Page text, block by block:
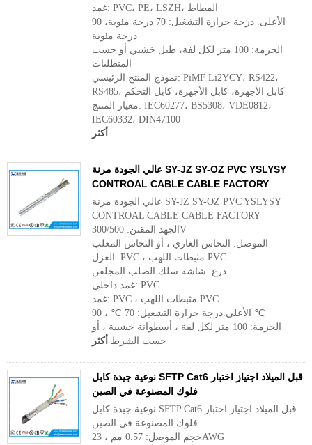
غمد: PVC، PE، LSZH، المطاط
الأعلى. درجة حرارة التشغيل: 70 درجة مئوية، 90
درجة مئوية
الحزمة: 100 متر لكل لفة، طبل خشبي أو حسب
المتطلبات
نموذج المنتج الرئيسي: PiMF Li2YCY، RS422،
RS485، كابل الأجهزة، كابل الأجهزة، كابل التحكم
معيار المنتج: IEC60277، BS5308، VDE0812،
IEC60332، DIN47100
أكثر
عالي الجودة مرنة SY-JZ SY-OZ PVC YSLYSY
CONTROAL CABLE CABLE FACTORY
عالي الجودة مرنة SY-JZ SY-OZ PVC YSLYSY
CONTROAL CABLE CABLE FACTORY
الجهد المقنن: 300/500V
الموصل: النحاس العاري ، أو النحاس المعلب
العزل: PVC ، مثبطات اللهب PVC
درع: شاشة سلك الصلب المجلفن
غمد داخلي: PVC
غمد: PVC ، مثبطات اللهب PVC
الأعلى.درجة حرارة التشغيل: 70 ℃ ، 90 ℃
الحزمة: 100 متر لكل لفة ، أسطوانة خشبية ، أو
حسب الشرط أكثر
نوعية جيدة كابل SFTP Cat6 قبل الميلاد اجتياز اختبار
فلوك المصنوعة في الصين
نوعية جيدة كابل SFTP Cat6 قبل الميلاد اجتياز اختبار
فلوك المصنوعة في الصين
حجم الموصل: 0.57 مم ، 23AWG